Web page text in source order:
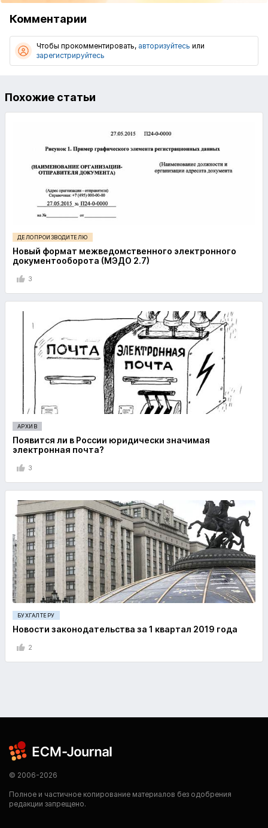
Комментарии
Чтобы прокомментировать, авторизуйтесь или
зарегистрируйтесь
Похожие статьи
ДЕЛОПРОИЗВОДИТЕЛЮ
Новый формат межведомственного электронного
документооборота (МЭДО 2.7)
3
АРХИВ
Появится ли в России юридически значимая
электронная почта?
3
БУХГАЛТЕРУ
Новости законодательства за 1 квартал 2019 года
2
© 2006-2026
Полное и частичное копирование материалов без одобрения
редакции запрещено.